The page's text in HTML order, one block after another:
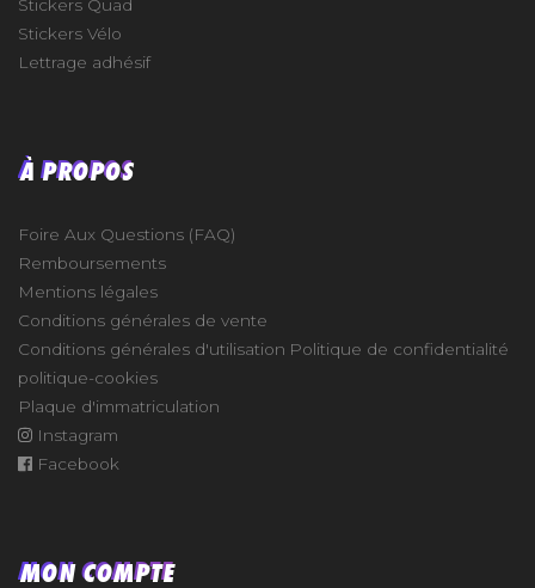
Stickers Quad
Stickers Vélo
Lettrage adhésif
À PROPOS
Foire Aux Questions (FAQ)
Remboursements
Mentions légales
Conditions générales de vente
Conditions générales d'utilisation Politique de confidentialité
politique-cookies
Plaque d'immatriculation
Instagram
Facebook
MON COMPTE